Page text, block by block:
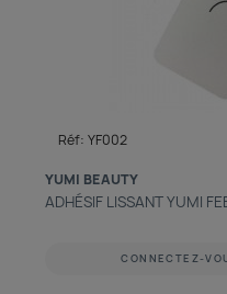
Réf: YF002
YUMI BEAUTY
ADHÉSIF LISSANT YUMI
CONNECTEZ-